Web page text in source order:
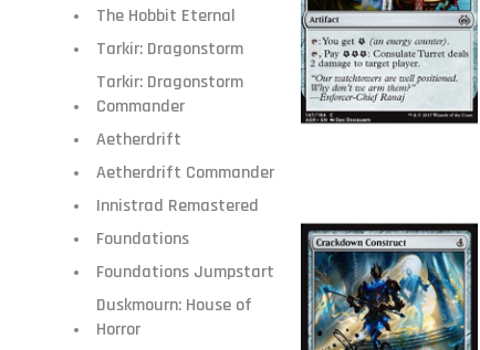
The Hobbit Eternal
Tarkir: Dragonstorm
Tarkir: Dragonstorm
Commander
Aetherdrift
Aetherdrift Commander
Innistrad Remastered
Foundations
Foundations Jumpstart
Duskmourn: House of
Horror